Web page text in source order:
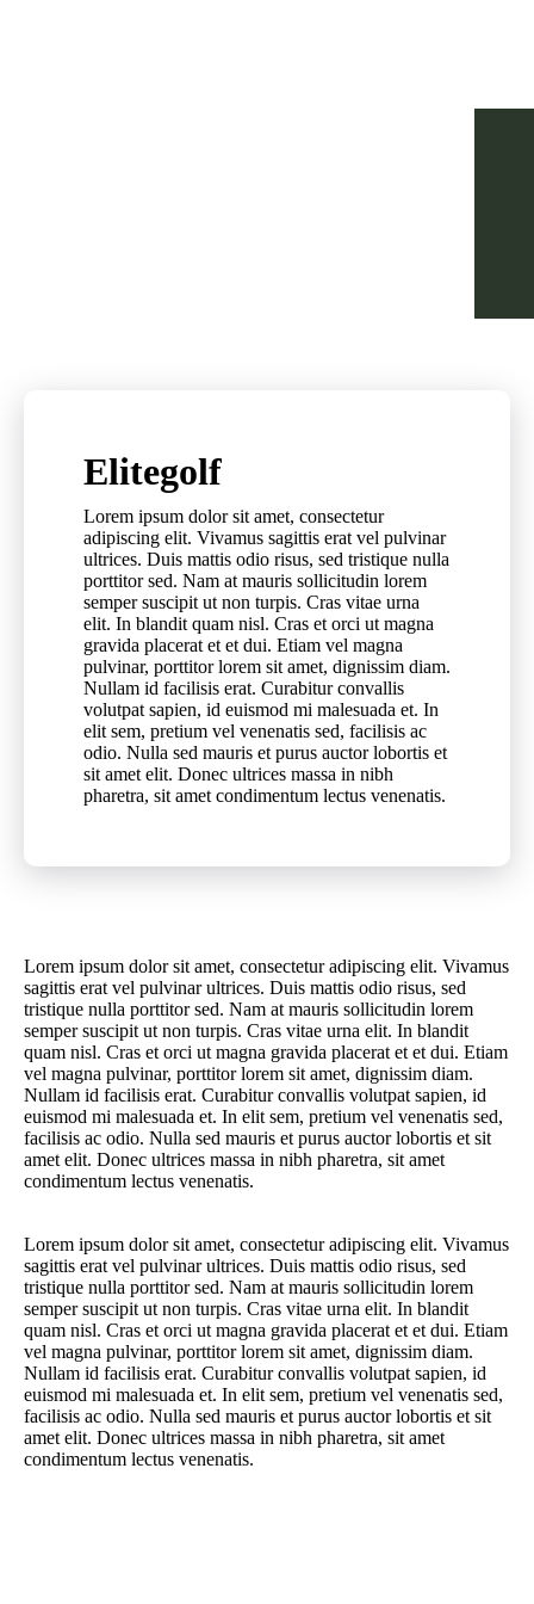
Elitegolf
Lorem ipsum dolor sit amet, consectetur
adipiscing elit. Vivamus sagittis erat vel pulvinar
ultrices. Duis mattis odio risus, sed tristique nulla
porttitor sed. Nam at mauris sollicitudin lorem
semper suscipit ut non turpis. Cras vitae urna
elit. In blandit quam nisl. Cras et orci ut magna
gravida placerat et et dui. Etiam vel magna
pulvinar, porttitor lorem sit amet, dignissim diam.
Nullam id facilisis erat. Curabitur convallis
volutpat sapien, id euismod mi malesuada et. In
elit sem, pretium vel venenatis sed, facilisis ac
odio. Nulla sed mauris et purus auctor lobortis et
sit amet elit. Donec ultrices massa in nibh
pharetra, sit amet condimentum lectus venenatis.
Lorem ipsum dolor sit amet, consectetur adipiscing elit. Vivamus
sagittis erat vel pulvinar ultrices. Duis mattis odio risus, sed
tristique nulla porttitor sed. Nam at mauris sollicitudin lorem
semper suscipit ut non turpis. Cras vitae urna elit. In blandit
quam nisl. Cras et orci ut magna gravida placerat et et dui. Etiam
vel magna pulvinar, porttitor lorem sit amet, dignissim diam.
Nullam id facilisis erat. Curabitur convallis volutpat sapien, id
euismod mi malesuada et. In elit sem, pretium vel venenatis sed,
facilisis ac odio. Nulla sed mauris et purus auctor lobortis et sit
amet elit. Donec ultrices massa in nibh pharetra, sit amet
condimentum lectus venenatis.
Lorem ipsum dolor sit amet, consectetur adipiscing elit. Vivamus
sagittis erat vel pulvinar ultrices. Duis mattis odio risus, sed
tristique nulla porttitor sed. Nam at mauris sollicitudin lorem
semper suscipit ut non turpis. Cras vitae urna elit. In blandit
quam nisl. Cras et orci ut magna gravida placerat et et dui. Etiam
vel magna pulvinar, porttitor lorem sit amet, dignissim diam.
Nullam id facilisis erat. Curabitur convallis volutpat sapien, id
euismod mi malesuada et. In elit sem, pretium vel venenatis sed,
facilisis ac odio. Nulla sed mauris et purus auctor lobortis et sit
amet elit. Donec ultrices massa in nibh pharetra, sit amet
condimentum lectus venenatis.